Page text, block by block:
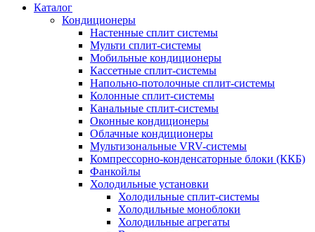
Каталог
Кондиционеры
Настенные сплит системы
Мульти сплит-системы
Мобильные кондиционеры
Кассетные сплит-системы
Напольно-потолочные сплит-системы
Колонные сплит-системы
Канальные сплит-системы
Оконные кондиционеры
Облачные кондиционеры
Мультизональные VRV-системы
Компрессорно-конденсаторные блоки (ККБ)
Фанкойлы
Холодильные установки
Холодильные сплит-системы
Холодильные моноблоки
Холодильные агрегаты